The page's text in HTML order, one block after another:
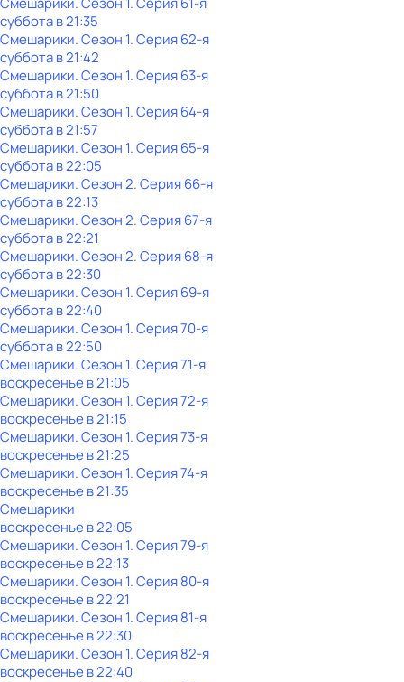
субботав21:35
Смешарики. Сезон 1. Серия 62-я
субботав21:42
Смешарики. Сезон 1. Серия 63-я
субботав21:50
Смешарики. Сезон 1. Серия 64-я
субботав21:57
Смешарики. Сезон 1. Серия 65-я
субботав22:05
Смешарики. Сезон 2. Серия 66-я
субботав22:13
Смешарики. Сезон 2. Серия 67-я
субботав22:21
Смешарики. Сезон 2. Серия 68-я
субботав22:30
Смешарики. Сезон 1. Серия 69-я
субботав22:40
Смешарики. Сезон 1. Серия 70-я
субботав22:50
Смешарики. Сезон 1. Серия 71-я
воскресенье в21:05
Смешарики. Сезон 1. Серия 72-я
воскресенье в21:15
Смешарики. Сезон 1. Серия 73-я
воскресенье в21:25
Смешарики. Сезон 1. Серия 74-я
воскресенье в21:35
Смешарики
воскресенье в22:05
Смешарики. Сезон 1. Серия 79-я
воскресенье в22:13
Смешарики. Сезон 1. Серия 80-я
воскресенье в22:21
Смешарики. Сезон 1. Серия 81-я
воскресенье в22:30
Смешарики. Сезон 1. Серия 82-я
воскресенье в22:40